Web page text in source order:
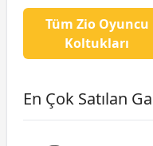
Tüm Zio Oyuncu
Koltukları
En Çok Satılan